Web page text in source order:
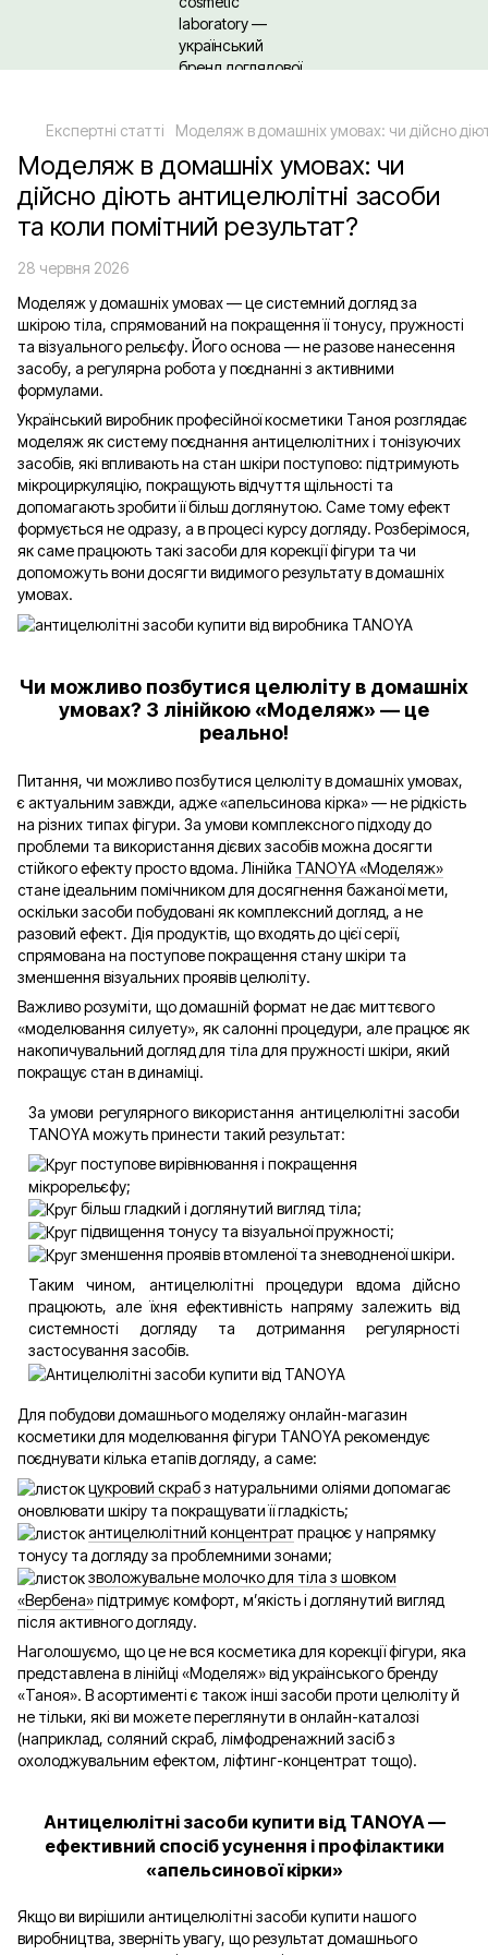
Експертні статті Моделяж в домашніх умовах: чи дійсно
Моделяж в домашніх умовах: чи
дійсно діють антицелюлітні засоби
та коли помітний результат?
28 червня 2026
Моделяж у домашніх умовах — це системний догляд за
шкірою тіла, спрямований на покращення її тонусу, пружності
та візуального рельєфу. Його основа — не разове нанесення
засобу, а регулярна робота у поєднанні з активними
формулами.
Український виробник професійної косметики Таноя розглядає
моделяж як систему поєднання антицелюлітних і тонізуючих
засобів, які впливають на стан шкіри поступово: підтримують
мікроциркуляцію, покращують відчуття щільності та
допомагають зробити її більш доглянутою. Саме тому ефект
формується не одразу, а в процесі курсу догляду. Розберімося,
як саме працюють такі засоби для корекції фігури та чи
допоможуть вони досягти видимого результату в домашніх
умовах.
Чи можливо позбутися целюліту в домашніх
умовах? З лінійкою «Моделяж» — це
реально!
Питання, чи можливо позбутися целюліту в домашніх умовах,
є актуальним завжди, адже «апельсинова кірка» — не рідкість
на різних типах фігури. За умови комплексного підходу до
проблеми та використання дієвих засобів можна досягти
стійкого ефекту просто вдома. Лінійка TANOYA «Моделяж»
стане ідеальним помічником для досягнення бажаної мети,
оскільки засоби побудовані як комплексний догляд, а не
разовий ефект. Дія продуктів, що входять до цієї серії,
спрямована на поступове покращення стану шкіри та
зменшення візуальних проявів целюліту.
Важливо розуміти, що домашній формат не дає миттєвого
«моделювання силуету», як салонні процедури, але працює як
накопичувальний догляд для тіла для пружності шкіри, який
покращує стан в динаміці.
За умови регулярного використання антицелюлітні засоби
TANOYA можуть принести такий результат:
поступове вирівнювання і покращення
мікрорельєфу;
більш гладкий і доглянутий вигляд тіла;
підвищення тонусу та візуальної пружності;
зменшення проявів втомленої та зневодненої шкіри.
Таким чином, антицелюлітні процедури вдома дійсно
працюють, але їхня ефективність напряму залежить від
системності догляду та дотримання регулярності
застосування засобів.
Для побудови домашнього моделяжу онлайн-магазин
косметики для моделювання фігури TANOYA рекомендує
поєднувати кілька етапів догляду, а саме:
цукровий скрабз натуральними оліями допомагає
оновлювати шкіру та покращувати її гладкість;
антицелюлітний концентрат працює у напрямку
тонусу та догляду за проблемними зонами;
зволожувальне молочко для тіла з шовком
«Вербена»підтримує комфорт, м’якість і доглянутий вигляд
після активного догляду.
Наголошуємо, що це не вся косметика для корекції фігури, яка
представлена в лінійці «Моделяж» від українського бренду
«Таноя». В асортименті є також інші засоби проти целюліту й
не тільки, які ви можете переглянути в онлайн-каталозі
(наприклад, соляний скраб, лімфодренажний засіб з
охолоджувальним ефектом, ліфтинг-концентрат тощо).
Антицелюлітні засоби купити від TANOYA —
ефективний спосіб усунення і профілактики
«апельсинової кірки»
Якщо ви вирішили антицелюлітні засоби купити нашого
виробництва, зверніть увагу, що результат домашнього